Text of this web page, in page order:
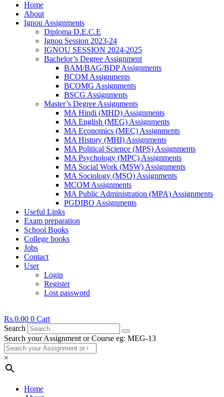
Home
About
Ignou Assignments
Diploma D.E.C.E
Ignou Session 2023-24
IGNOU SESSION 2024-2025
Bachelor’s Degree Assignment
BAM/BAG/BDP Assignments
BCOM Assignments
BCOMG Assignments
BSCG Assignments
Master’s Degree Assignments
MA Hindi (MHD) Assignments
MA English (MEG) Assignments
MA Economics (MEC) Assignments
MA History (MHI) Assignments
MA Political Science (MPS) Assignments
MA Psychology (MPC) Assignments
MA Social Work (MSW) Assignments
MA Sociology (MSO) Assignments
MCOM Assignments
MA Public Administration (MPA) Assignments
PGDIBO Assignments
Useful Links
Exam preparation
School Books
College books
Jobs
Contact
User
Login
Register
Lost password
Rs.0.00 0 Cart
Search
Search your Assignment or Course eg: MEG-13
×
Home